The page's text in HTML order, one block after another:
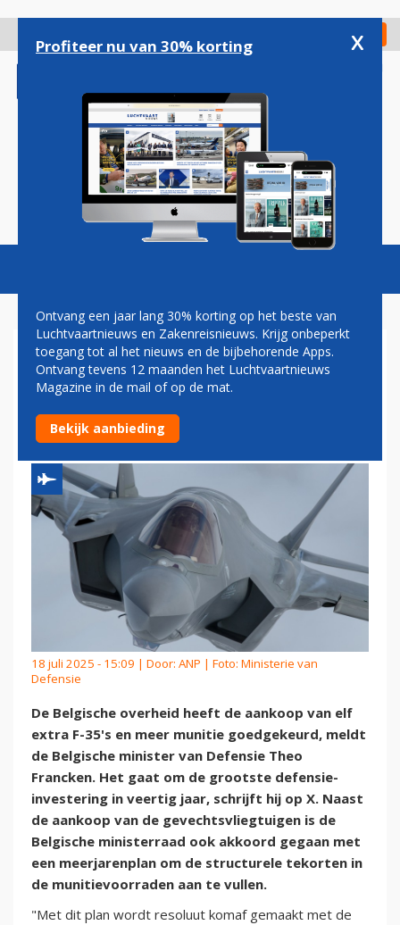
gaan
Check in
Magazine Podcasts Vacatures
BELGIË SCHAFT MEER F-35-
GEVECHTSVLIEGTUIGEN EN
MUNITIE AAN
18 juli 2025 - 15:09 | Door: ANP | Foto: Ministerie van
Defensie
De Belgische overheid heeft de aankoop van elf
extra F-35's en meer munitie goedgekeurd, meldt
de Belgische minister van Defensie Theo
Francken. Het gaat om de grootste defensie-
investering in veertig jaar, schrijft hij op X. Naast
de aankoop van de gevechtsvliegtuigen is de
Belgische ministerraad ook akkoord gegaan met
een meerjarenplan om de structurele tekorten in
de munitievoorraden aan te vullen.
"Met dit plan wordt resoluut komaf gemaakt met de
Profiteer nu van 30% korting x
Ontvang een jaar lang 30% korting op het beste van
Luchtvaartnieuws en Zakenreisnieuws. Krijg onbeperkt
toegang tot al het nieuws en de bijbehorende Apps.
Ontvang tevens 12 maanden het Luchtvaartnieuws
Magazine in de mail of op de mat.
Bekijk aanbieding